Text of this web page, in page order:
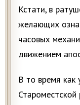
Кстати, в
желающих
часовых
движением
В то время как